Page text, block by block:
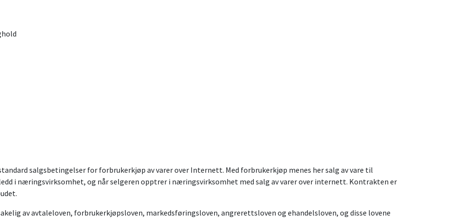
salgsbetingelser for forbrukerkjøp av varer over Internett. Med forbrukerkjøp menes her salg av vare til
i næringsvirksomhet, og når selgeren opptrer i næringsvirksomhet med salg av varer over internett. Kontrakten er
av avtaleloven, forbrukerkjøpsloven, markedsføringsloven, angrerettsloven og ehandelsloven, og disse lovene